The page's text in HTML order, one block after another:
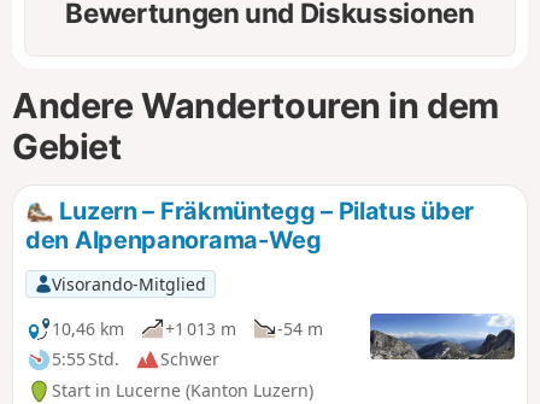
Bewertungen und Diskussionen
Andere Wandertouren in dem
Gebiet
Luzern – Fräkmüntegg – Pilatus über
den Alpenpanorama-Weg
Visorando-Mitglied
10,46 km
+1 013 m
-54 m
5:55 Std.
Schwer
Start in Lucerne (Kanton Luzern)